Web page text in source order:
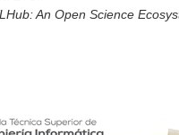
An Open Science